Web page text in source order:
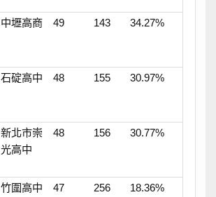
中壢高商 49 143 34.27%
石碇高中 48 155 30.97%
新北市崇
光高中
48 156 30.77%
竹圍高中 47 256 18.36%